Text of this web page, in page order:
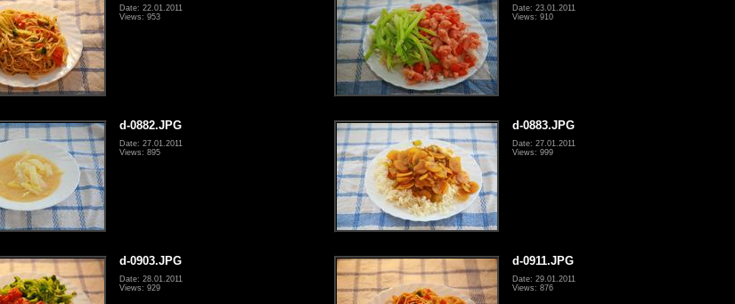
Date: 22.01.2011
Views: 953
Date: 23.01.2011
Views: 910
d-0882.JPG
Date: 27.01.2011
Views: 895
d-0883.JPG
Date: 27.01.2011
Views: 999
d-0903.JPG
Date: 28.01.2011
Views: 929
d-0911.JPG
Date: 29.01.2011
Views: 876